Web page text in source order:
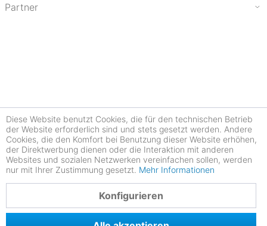
Partner
Diese Website benutzt Cookies, die für den technischen Betrieb
der Website erforderlich sind und stets gesetzt werden. Andere
Cookies, die den Komfort bei Benutzung dieser Website erhöhen,
der Direktwerbung dienen oder die Interaktion mit anderen
Websites und sozialen Netzwerken vereinfachen sollen, werden
nur mit Ihrer Zustimmung gesetzt. Mehr Informationen
Konfigurieren